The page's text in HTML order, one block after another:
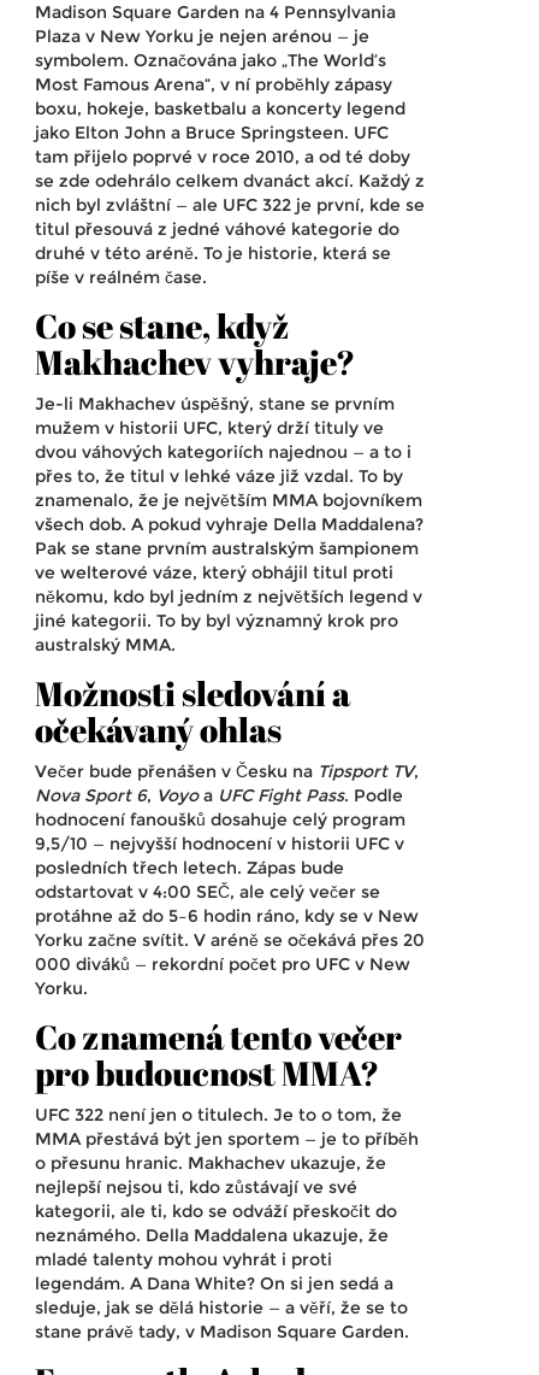
Madison Square Garden na 4 Pennsylvania
Plaza v New Yorku je nejen arénou — je
symbolem. Označována jako „The World’s
Most Famous Arena“, v ní proběhly zápasy
boxu, hokeje, basketbalu a koncerty legend
jako Elton John a Bruce Springsteen. UFC
tam přijelo poprvé v roce 2010, a od té doby
se zde odehrálo celkem dvanáct akcí. Každý z
nich byl zvláštní — ale UFC 322 je první, kde se
titul přesouvá z jedné váhové kategorie do
druhé v této aréně. To je historie, která se
píše v reálném čase.
Co se stane, když
Makhachev vyhraje?
Je-li Makhachev úspěšný, stane se prvním
mužem v historii UFC, který drží tituly ve
dvou váhových kategoriích najednou — a to i
přes to, že titul v lehké váze již vzdal. To by
znamenalo, že je největším MMA bojovníkem
všech dob. A pokud vyhraje Della Maddalena?
Pak se stane prvním australským šampionem
ve welterové váze, který obhájil titul proti
někomu, kdo byl jedním z největších legend v
jiné kategorii. To by byl významný krok pro
australský MMA.
Možnosti sledování a
očekávaný ohlas
Večer bude přenášen v Česku na Tipsport TV,
Nova Sport 6, Voyoa UFC Fight Pass. Podle
hodnocení fanoušků dosahuje celý program
9,5/10 — nejvyšší hodnocení v historii UFC v
posledních třech letech. Zápas bude
odstartovat v 4:00 SEČ, ale celý večer se
protáhne až do 5–6 hodin ráno, kdy se v New
Yorku začne svítit. V aréně se očekává přes 20
000 diváků — rekordní počet pro UFC v New
Yorku.
Co znamená tento večer
pro budoucnost MMA?
UFC 322 není jen o titulech. Je to o tom, že
MMA přestává být jen sportem — je to příběh
o přesunu hranic. Makhachev ukazuje, že
nejlepší nejsou ti, kdo zůstávají ve své
kategorii, ale ti, kdo se odváží přeskočit do
neznámého. Della Maddalena ukazuje, že
mladé talenty mohou vyhrát i proti
legendám. A Dana White? On si jen sedá a
sleduje, jak se dělá historie — a věří, že se to
stane právě tady, v Madison Square Garden.